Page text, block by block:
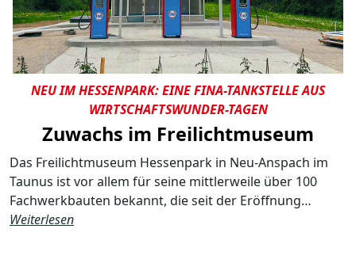
NEU IM HESSENPARK: EINE FINA-TANKSTELLE AUS
WIRTSCHAFTSWUNDER-TAGEN
Zuwachs im Freilichtmuseum
Das Freilichtmuseum Hessenpark in Neu-Anspach im
Taunus ist vor allem für seine mittlerweile über 100
Fachwerkbauten bekannt, die seit der Eröffnung…
Weiterlesen